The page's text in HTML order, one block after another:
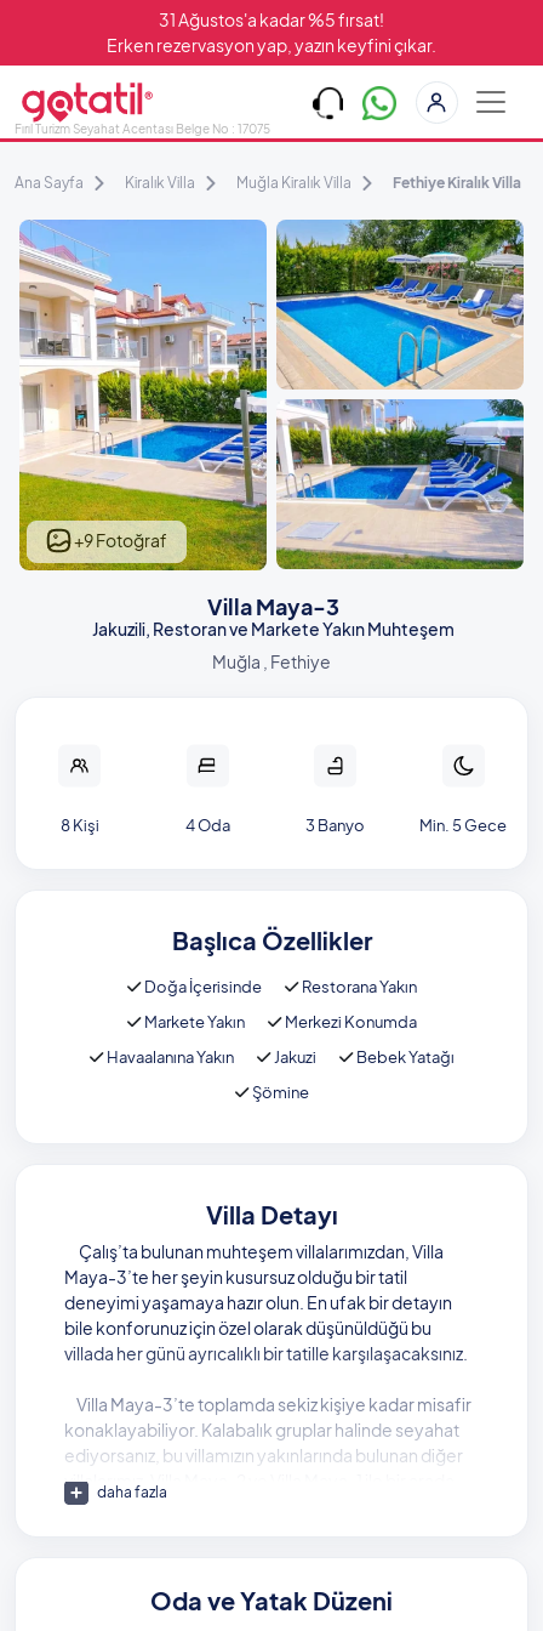
31 Ağustos'a kadar %5 fırsat!
Erken rezervasyon yap, yazın keyfini çıkar.
Fırıl Turizm Seyahat Acentası Belge No : 17075
Ana Sayfa Kiralık Villa Muğla Kiralık Villa Fethiye Kiralık Villa
Villa Maya-3
Jakuzili, Restoran ve Markete Yakın Muhteşem
Muğla , Fethiye
+9 Fotoğraf
8 Kişi 4 Oda 3 Banyo Min. 5 Gece
Başlıca Özellikler
Doğa İçerisinde
Restorana Yakın
Markete Yakın
Merkezi Konumda
Havaalanına Yakın
Jakuzi
Bebek Yatağı
Şömine
Villa Detayı
Çalış’ta bulunan muhteşem villalarımızdan, Villa
Maya-3’te her şeyin kusursuz olduğu bir tatil
deneyimi yaşamaya hazır olun. En ufak bir detayın
bile konforunuz için özel olarak düşünüldüğü bu
villada her günü ayrıcalıklı bir tatille karşılaşacaksınız.
Villa Maya-3’te toplamda sekiz kişiye kadar misafir
konaklayabiliyor. Kalabalık gruplar halinde seyahat
ediyorsanız, bu villamızın yakınlarında bulunan diğer
villalarımız, Villa Maya-2 ve Villa Maya-1 ile bir arada
kiralama yapabilme imkanınız da bulunuyor. Bir arada
daha fazla
Oda ve Yatak Düzeni